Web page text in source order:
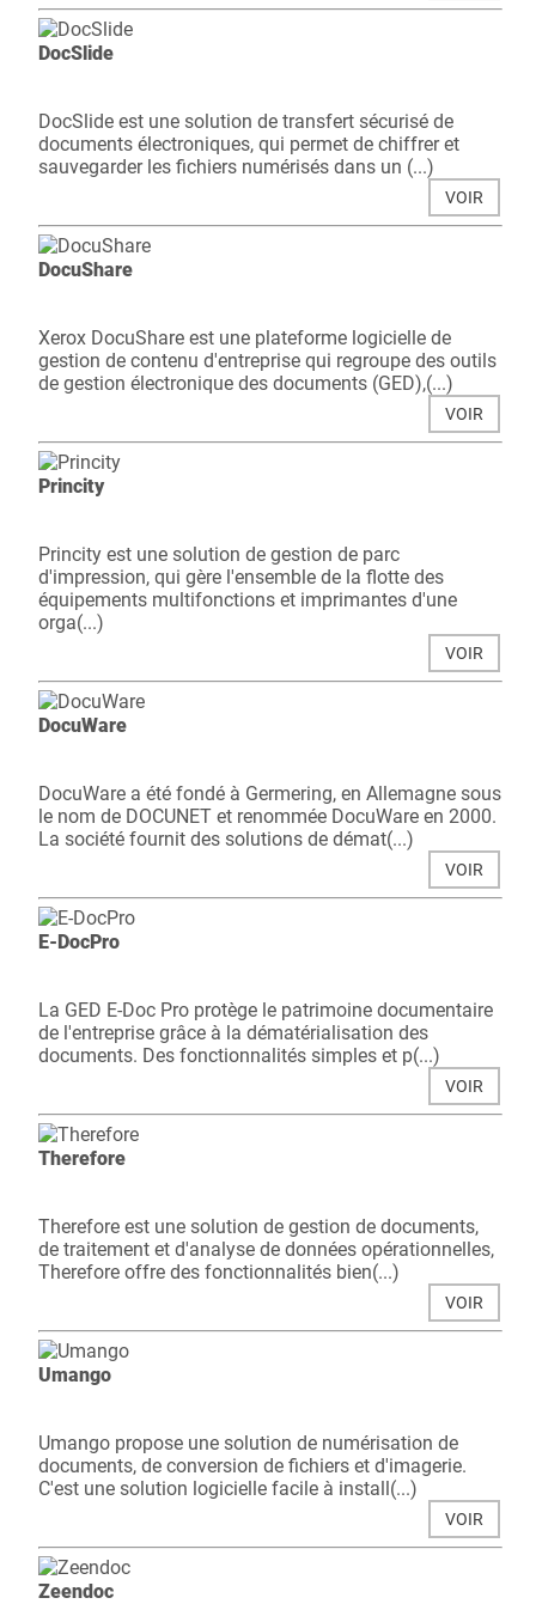
DocSlide
DocSlide est une solution de transfert sécurisé de
documents électroniques, qui permet de chiffrer et
sauvegarder les fichiers numérisés dans un (...)
VOIR
DocuShare
Xerox DocuShare est une plateforme logicielle de
gestion de contenu d'entreprise qui regroupe des outils
de gestion électronique des documents (GED),(...)
VOIR
Princity
Princity est une solution de gestion de parc
d'impression, qui gère l'ensemble de la flotte des
équipements multifonctions et imprimantes d'une
orga(...)
VOIR
DocuWare
DocuWare a été fondé à Germering, en Allemagne sous
le nom de DOCUNET et renommée DocuWare en 2000.
La société fournit des solutions de démat(...)
VOIR
E-DocPro
La GED E-Doc Pro protège le patrimoine documentaire
de l'entreprise grâce à la dématérialisation des
documents. Des fonctionnalités simples et p(...)
VOIR
Therefore
Therefore est une solution de gestion de documents,
de traitement et d'analyse de données opérationnelles,
Therefore offre des fonctionnalités bien(...)
VOIR
Umango
​Umango propose une solution de numérisation de
documents, de conversion de fichiers et d'imagerie.
C'est une solution logicielle facile à install(...)
VOIR
Zeendoc